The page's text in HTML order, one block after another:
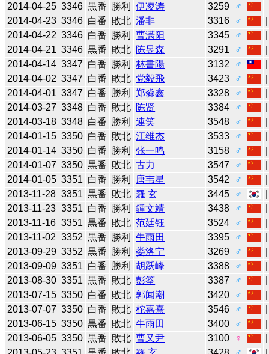
2014-04-25 3346 黒番 勝利 伊凌涛 3259
♂
2014-04-23 3346 白番 敗北 潘非 3316 ♂
2014-04-22 3346 白番 勝利 曹潇阳 3345 ♂
2014-04-21 3346 黒番 敗北 陈昱森 3291 ♂
2014-04-14 3347 白番 勝利 林書陽 3132 ♂
2014-04-02 3347 白番 敗北 党毅飛 3423 ♂
2014-04-01 3347 白番 勝利 郑淼鑫 3328 ♂
2014-03-27 3348 白番 敗北 陈贤 3384 ♂
2014-03-18 3348 白番 勝利 連笑 3548 ♂
2014-01-15 3350 白番 敗北 江维杰 3533 ♂
2014-01-14 3350 白番 勝利 张一鸣 3158 ♂
2014-01-07 3350 黒番 敗北 古力 3547 ♂
2014-01-05 3351 白番 勝利 唐韦星 3542 ♂
2013-11-28 3351 黒番 敗北 羅 玄 3445 ♂
2013-11-23 3351 白番 勝利 鍾文靖 3438 ♂
2013-11-16 3351 黒番 敗北 范廷钰 3524 ♂
2013-11-02 3352 黒番 勝利 牛雨田 3395 ♂
2013-09-29 3352 黒番 勝利 娄洛宁 3269 ♂
2013-09-09 3351 白番 勝利 胡跃峰 3388 ♂
2013-08-30 3351 黒番 敗北 彭筌 3387 ♂
2013-07-15 3350 白番 敗北 郭闻潮 3420 ♂
2013-07-07 3350 白番 敗北 柁嘉熹 3546 ♂
2013-06-15 3350 黒番 敗北 牛雨田 3400 ♂
2013-06-05 3350 黒番 敗北 曹又尹 3100 ♀